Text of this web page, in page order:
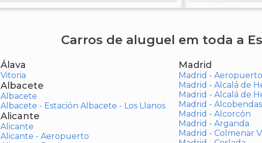
Carros de aluguel em toda a
Álava
Vitoria
Albacete
Albacete
Albacete - Estación Albacete - Los Llanos
Alicante
Alicante
Alicante - Aeropuerto
Madrid
Madrid - Aeropuerto
Madrid - Alcalá de
Madrid - Alcalá de
Madrid - Alcobendas
Madrid - Alcorcón
Madrid - Arganda
Madrid - Colmenar